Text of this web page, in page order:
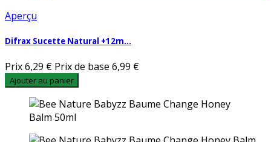
Aperçu
Difrax Sucette Natural +12m...
Prix6,29 € Prix de base 6,99 €
Ajouter au panier